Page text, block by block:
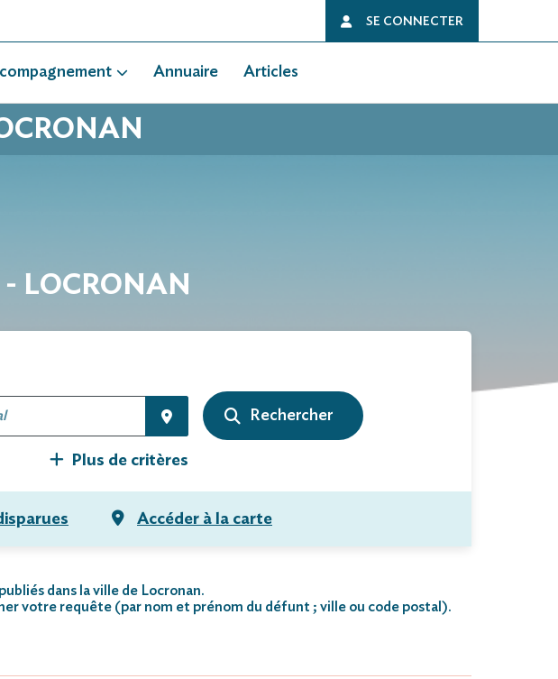
SE CONNECTER
Annuaire Articles
- LOCRONAN
Plus de critères
Accéder à la carte
dans la ville de Locronan.
votre requête (par nom et prénom du défunt ; ville ou code postal).